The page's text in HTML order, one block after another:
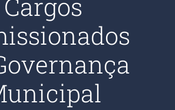
Quem somos
Cargos